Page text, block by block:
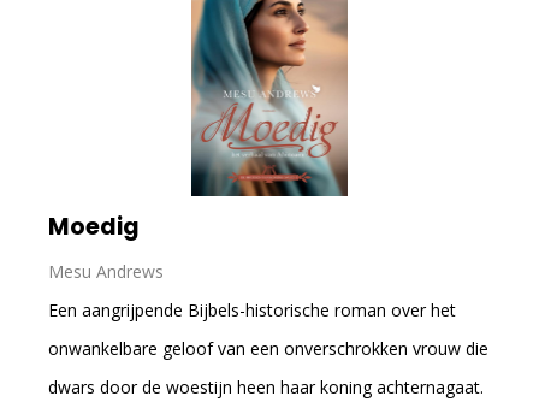
Moedig
Mesu Andrews
Een aangrijpende Bijbels-historische roman over het
onwankelbare geloof van een onverschrokken vrouw die
dwars door de woestijn heen haar koning achternagaat.